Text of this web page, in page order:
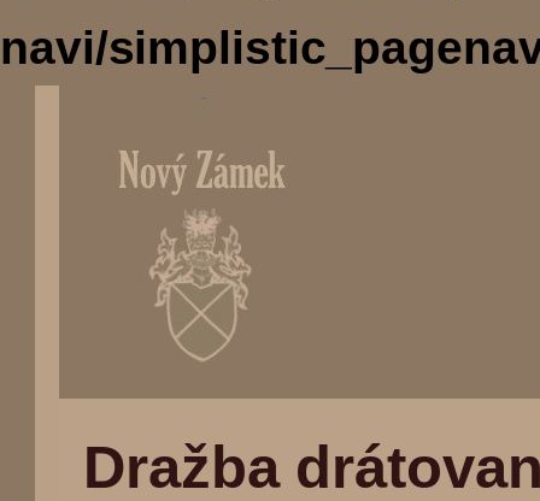
navi/
(Přejít
navigaci)
Dražba